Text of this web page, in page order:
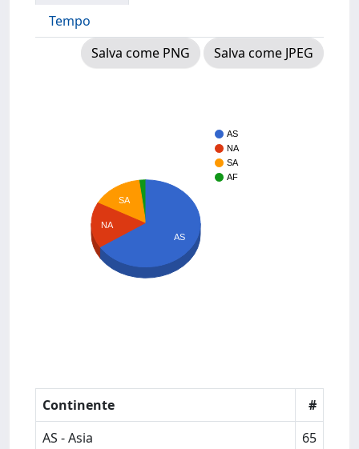
Tempo
Salva come PNG
Salva come JPEG
AS
NA
SA
AF
SA
NA
AS
Continente
#
AS - Asia
65